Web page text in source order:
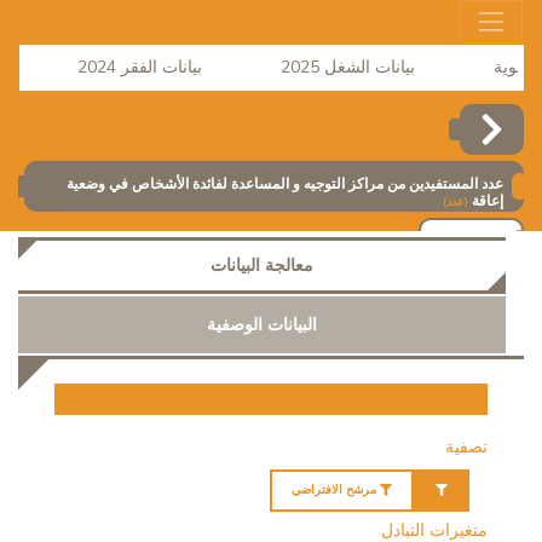
بيانات الشغل 2025 بيانات الفقر 2024
عدد المستفيدين من مراكز التوجيه و المساعدة لفائدة الأشخاص في وضعية
إعاقة (عدد)
معالجة البيانات
البيانات الوصفية
تصفية
مرشح الافتراضي
متغيرات التبادل